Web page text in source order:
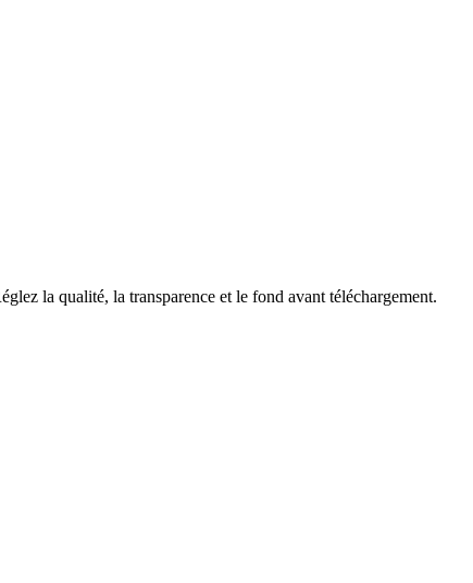
la qualité, la transparence et le fond avant téléchargement.